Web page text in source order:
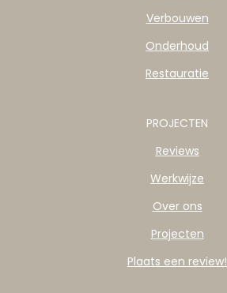
Verbouwen
Onderhoud
Restauratie
PROJECTEN
Reviews
Werkwijze
Over ons
Projecten
Plaats een review!